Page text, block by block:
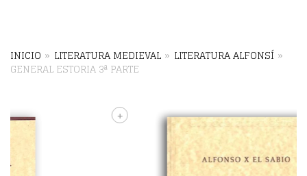
INICIO » LITERATURA MEDIEVAL » LITERATURA ALFONSÍ »
GENERAL ESTORIA 3ª PARTE
+